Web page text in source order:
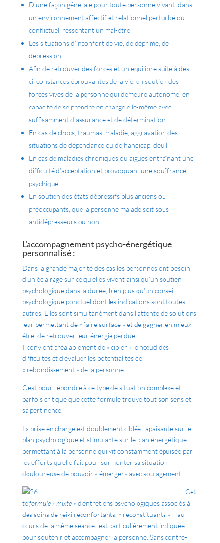
D’une façon générale pour toute personne vivant dans
un environnement affectif et relationnel perturbé ou
conflictuel, ressentant un mal-être
Les situations d’inconfort de vie, de déprime, de
dépression
Afin de retrouver des forces et un équilibre suite à des
circonstances éprouvantes de la vie, en soutien des
forces vives de la personne qui demeure autonome, en
capacité de se prendre en charge elle-même avec
suffisamment d’assurance et de détermination
En cas de chocs, traumas, maladie, aggravation des
situations de dépendance ou de handicap, deuil
En cas de maladies chroniques ou aigues entraînant une
difficulté d’acceptation et provoquant une souffrance
psychique
En soutien des états dépressifs plus anciens ou
préoccupants, que la personne malade soit sous
antidépresseurs ou non
L’accompagnement psycho-énergétique
personnalisé :
Dans la grande majorité des cas les personnes ont besoin
d’un éclairage sur ce qu’elles vivent ainsi qu’un soutien
psychologique dans la durée, bien plus qu’un conseil
psychologique ponctuel dont les indications sont toutes
autres. Elles sont simultanément dans l’attente de solutions
leur permettant de « faire surface » et de gagner en mieux-
être, de retrouver leur énergie perdue.
Il convient préalablement de « cibler » le nœud des
difficultés et d’évaluer les potentialités de
« rebondissement » de la personne.
C’est pour répondre à ce type de situation complexe et
parfois critique que cette formule trouve tout son sens et
sa pertinence.
La prise en charge est doublement ciblée : apaisante sur le
plan psychologique et stimulante sur le plan énergétique
permettant à la personne qui vit constamment épuisée par
les efforts qu’elle fait pour surmonter sa situation
douloureuse de pouvoir « émerger» avec soulagement.
Cet
teformule « mixte » d’entretiens psychologiques associés à
des soins de reiki réconfortants, « reconstituants » – au
cours de la même séance- est particulièrement indiquée
pour soutenir et accompagner la personne. Sans contre-